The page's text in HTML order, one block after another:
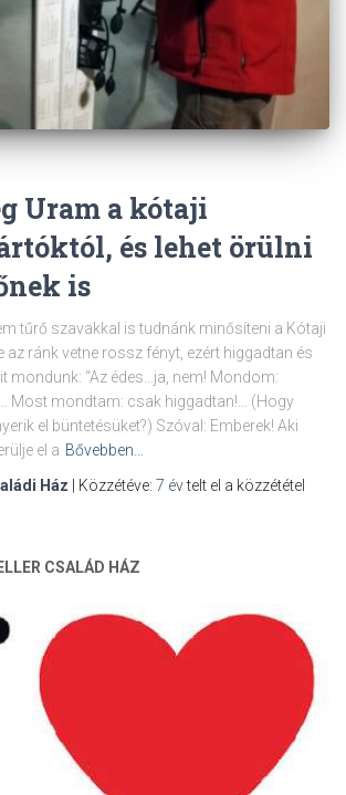
Uram a kótaji
és lehet örülni
is
tűrő szavakkal is tudnánk minősíteni a Kótaji
az ránk vetne rossz fényt, ezért higgadtan és
mondunk: “Az édes…ja, nem! Mondom:
Most mondtam: csak higgadtan!… (Hogy
el büntetésüket?) Szóval: Emberek! Aki
el a Bővebben…
Ház | Közzétéve: 7 évtelt el a közzététel
CSALÁD HÁZ